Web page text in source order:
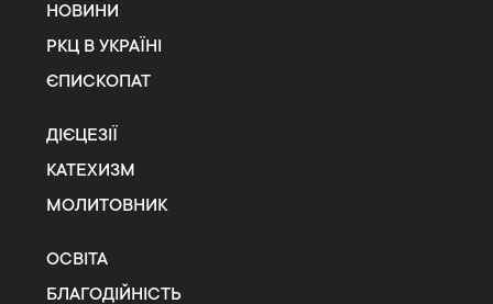
НОВИНИ
РКЦ В УКРАЇНІ
ЄПИСКОПАТ
ДІЄЦЕЗІЇ
КАТЕХИЗМ
МОЛИТОВНИК
ОСВІТА
БЛАГОДІЙНІСТЬ